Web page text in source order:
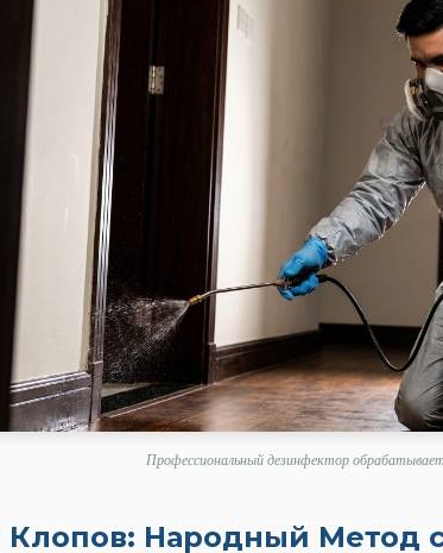
Профессиональный дезинфектор
Клопов: Народный Метод